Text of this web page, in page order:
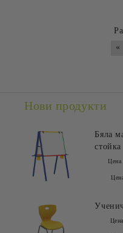
«
Нови продукти
Бяла
стойка